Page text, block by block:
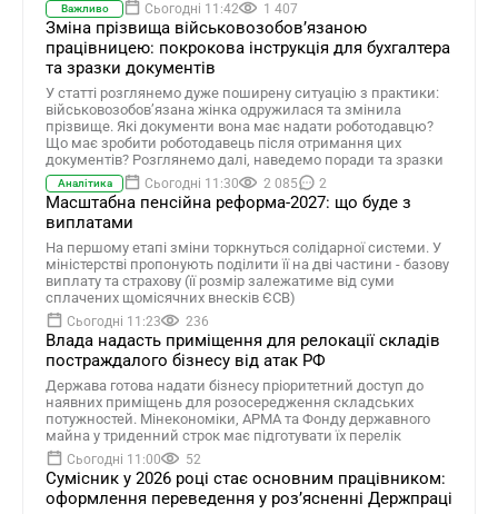
Важливо Сьогодні 11:42 1 407
Зміна прізвища військовозобов’язаною
працівницею: покрокова інструкція для бухгалтера
та зразки документів
У статті розглянемо дуже поширену ситуацію з практики:
військовозобов’язана жінка одружилася та змінила
прізвище. Які документи вона має надати роботодавцю?
Що має зробити роботодавець після отримання цих
документів? Розглянемо далі, наведемо поради та зразки
Аналітика Сьогодні 11:30 2 085 2
Масштабна пенсійна реформа-2027: що буде з
виплатами
На першому етапі зміни торкнуться солідарної системи. У
міністерстві пропонують поділити її на дві частини - базову
виплату та страхову (її розмір залежатиме від суми
сплачених щомісячних внесків ЄСВ)
Сьогодні 11:23 236
Влада надасть приміщення для релокації складів
постраждалого бізнесу від атак РФ
Держава готова надати бізнесу пріоритетний доступ до
наявних приміщень для розосередження складських
потужностей. Мінекономіки, АРМА та Фонду державного
майна у триденний строк має підготувати їх перелік
Сьогодні 11:00 52
Сумісник у 2026 році стає основним працівником:
оформлення переведення у розʼясненні Держпраці